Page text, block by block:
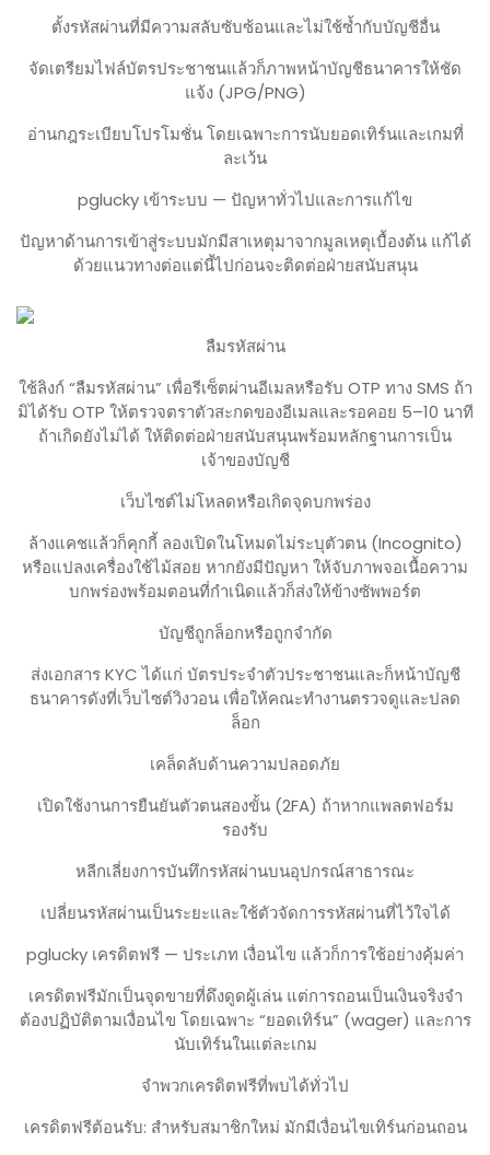
ตั้งรหัสผ่านที่มีความสลับซับซ้อนและไม่ใช้ซ้ำกับบัญชีอื่น
จัดเตรียมไฟล์บัตรประชาชนแล้วก็ภาพหน้าบัญชีธนาคารให้ชัด
แจ้ง (JPG/PNG)
อ่านกฎระเบียบโปรโมชั่น โดยเฉพาะการนับยอดเทิร์นและเกมที่
ละเว้น
pglucky เข้าระบบ — ปัญหาทั่วไปและการแก้ไข
ปัญหาด้านการเข้าสู่ระบบมักมีสาเหตุมาจากมูลเหตุเบื้องต้น แก้ได้
ด้วยแนวทางต่อแต่นี้ไปก่อนจะติดต่อฝ่ายสนับสนุน
ลืมรหัสผ่าน
ใช้ลิงก์ “ลืมรหัสผ่าน” เพื่อรีเซ็ตผ่านอีเมลหรือรับ OTP ทาง SMS ถ้า
มิได้รับ OTP ให้ตรวจตราตัวสะกดของอีเมลและรอคอย 5–10 นาที
ถ้าเกิดยังไม่ได้ ให้ติดต่อฝ่ายสนับสนุนพร้อมหลักฐานการเป็น
เจ้าของบัญชี
เว็บไซต์ไม่โหลดหรือเกิดจุดบกพร่อง
ล้างแคชแล้วก็คุกกี้ ลองเปิดในโหมดไม่ระบุตัวตน (Incognito)
หรือแปลงเครื่องใช้ไม้สอย หากยังมีปัญหา ให้จับภาพจอเนื้อความ
บกพร่องพร้อมตอนที่กำเนิดแล้วก็ส่งให้ข้างซัพพอร์ต
บัญชีถูกล็อกหรือถูกจำกัด
ส่งเอกสาร KYC ได้แก่ บัตรประจำตัวประชาชนและก็หน้าบัญชี
ธนาคารดังที่เว็บไซต์วิงวอน เพื่อให้คณะทำงานตรวจดูและปลด
ล็อก
เคล็ดลับด้านความปลอดภัย
เปิดใช้งานการยืนยันตัวตนสองขั้น (2FA) ถ้าหากแพลตฟอร์ม
รองรับ
หลีกเลี่ยงการบันทึกรหัสผ่านบนอุปกรณ์สาธารณะ
เปลี่ยนรหัสผ่านเป็นระยะและใช้ตัวจัดการรหัสผ่านที่ไว้ใจได้
pglucky เครดิตฟรี — ประเภท เงื่อนไข แล้วก็การใช้อย่างคุ้มค่า
เครดิตฟรีมักเป็นจุดขายที่ดึงดูดผู้เล่น แต่การถอนเป็นเงินจริงจำ
ต้องปฏิบัติตามเงื่อนไข โดยเฉพาะ “ยอดเทิร์น” (wager) และการ
นับเทิร์นในแต่ละเกม
จำพวกเครดิตฟรีที่พบได้ทั่วไป
เครดิตฟรีต้อนรับ: สำหรับสมาชิกใหม่ มักมีเงื่อนไขเทิร์นก่อนถอน